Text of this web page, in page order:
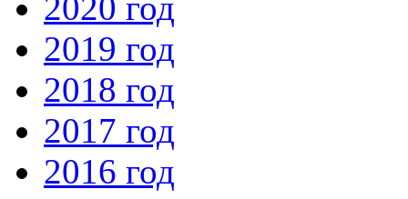
2019 год
2018 год
2017 год
2016 год